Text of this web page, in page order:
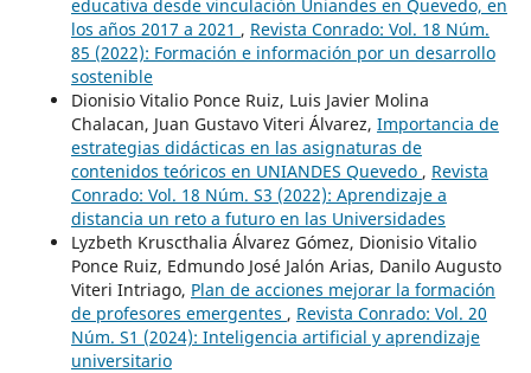
educativa desde vinculación Uniandes en Quevedo, en
los años 2017 a 2021 , Revista Conrado: Vol. 18 Núm.
85 (2022): Formación e información por un desarrollo
sostenible
Dionisio Vitalio Ponce Ruiz, Luis Javier Molina
Chalacan, Juan Gustavo Viteri Álvarez, Importancia de
estrategias didácticas en las asignaturas de
contenidos teóricos en UNIANDES Quevedo , Revista
Conrado: Vol. 18 Núm. S3 (2022): Aprendizaje a
distancia un reto a futuro en las Universidades
Lyzbeth Kruscthalia Álvarez Gómez, Dionisio Vitalio
Ponce Ruiz, Edmundo José Jalón Arias, Danilo Augusto
Viteri Intriago, Plan de acciones mejorar la formación
de profesores emergentes , Revista Conrado: Vol. 20
Núm. S1 (2024): Inteligencia artificial y aprendizaje
universitario